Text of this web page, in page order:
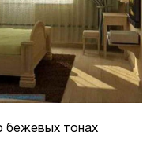
бежевых тонах